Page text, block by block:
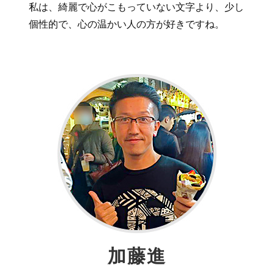
私は、綺麗で心がこもっていない文字より、少し
個性的で、心の温かい人の方が好きですね。
加藤進